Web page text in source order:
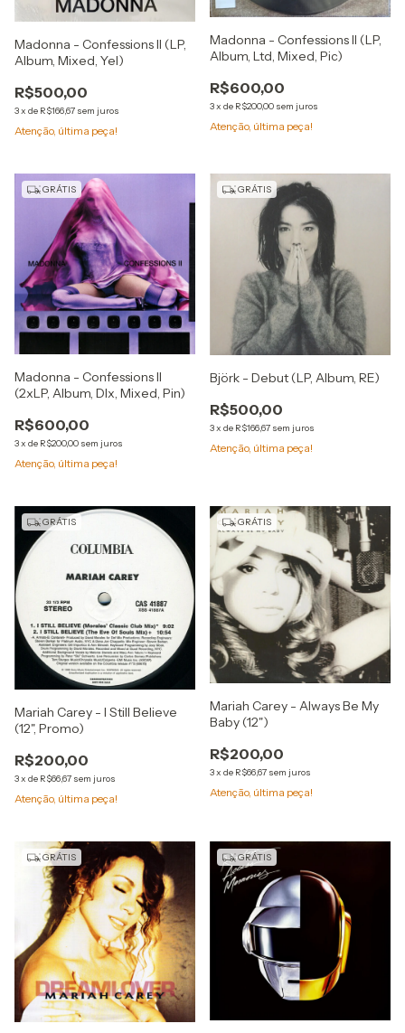
Madonna - Confessions II (LP,
Album, Mixed, Yel)
R$500,00
3x de R$166,67 sem juros
Atenção, última peça!
Madonna - Confessions II (LP,
Album, Ltd, Mixed, Pic)
R$600,00
3x de R$200,00 sem juros
Atenção, última peça!
GRÁTIS
Madonna - Confessions II
(2xLP, Album, Dlx, Mixed, Pin)
R$600,00
3x de R$200,00 sem juros
Atenção, última peça!
GRÁTIS
Björk - Debut (LP, Album, RE)
R$500,00
3x de R$166,67 sem juros
Atenção, última peça!
GRÁTIS
Mariah Carey - I Still Believe
(12", Promo)
R$200,00
3x de R$66,67 sem juros
Atenção, última peça!
GRÁTIS
Mariah Carey - Always Be My
Baby (12")
R$200,00
3x de R$66,67 sem juros
Atenção, última peça!
GRÁTIS GRÁTIS